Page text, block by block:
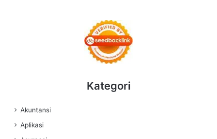
Kategori
Akuntansi
Aplikasi